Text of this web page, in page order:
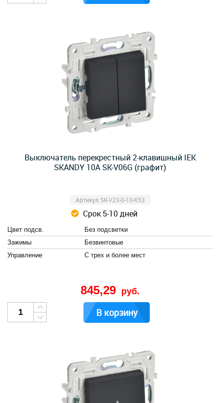
Выключатель перекрестный 2-клавишный IEK
SKANDY 10А SK-V06G (графит)
Артикул SK-V23-0-10-K53
Срок 5-10 дней
Цвет подсв.
Без подсветки
Зажимы
Безвинтовые
Управление
С трех и более мест
845,29 руб.
В корзину